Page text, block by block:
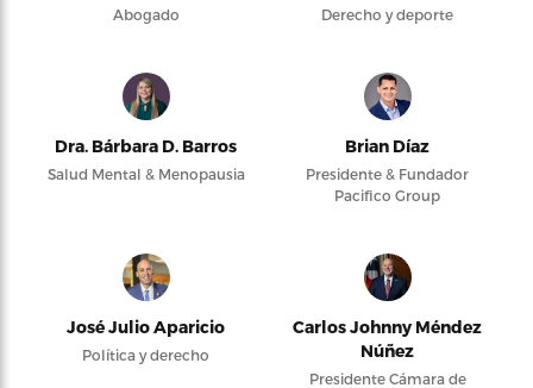
Abogado Derecho y deporte
Dra. Bárbara D. Barros
Salud Mental & Menopausia
Brian Díaz
Presidente & Fundador
Pacifico Group
José Julio Aparicio
Política y derecho
Carlos Johnny Méndez
Núñez
Presidente Cámara de